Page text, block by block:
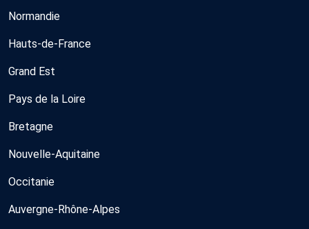
Normandie
Hauts-de-France
Grand Est
Pays de la Loire
Bretagne
Nouvelle-Aquitaine
Occitanie
Auvergne-Rhône-Alpes